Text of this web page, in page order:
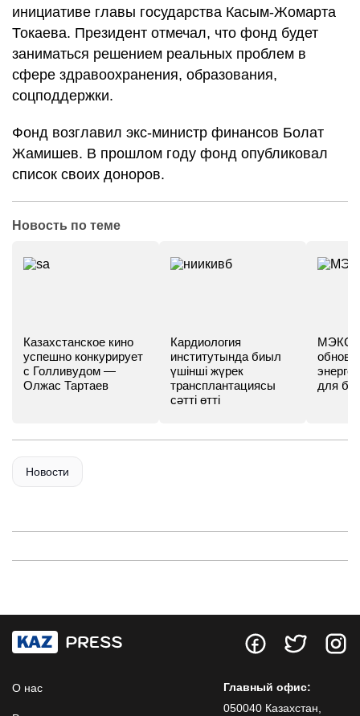
инициативе главы государства Касым-Жомарта
Токаева. Президент отмечал, что фонд будет
заниматься решением реальных проблем в
сфере здравоохранения, образования,
соцподдержки.
Фонд возглавил экс-министр финансов Болат
Жамишев. В прошлом году фонд опубликовал
список своих доноров.
Новость по теме
Казахстанское кино
успешно конкурирует
с Голливудом —
Олжас Тартаев
Кардиология
институтында биыл
үшінші жүрек
трансплантациясы
сәтті өтті
МЭКС -
для
Новости
О нас
Главный офис:
050040 Казахстан,